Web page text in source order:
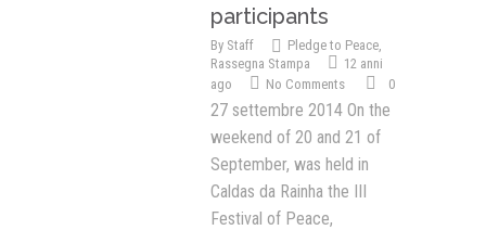
participants
By Staff Pledge to Peace,
Rassegna Stampa
12 anni
ago
No Comments 0
27 settembre 2014 On the
weekend of 20 and 21 of
September, was held in
Caldas da Rainha the III
Festival of Peace,